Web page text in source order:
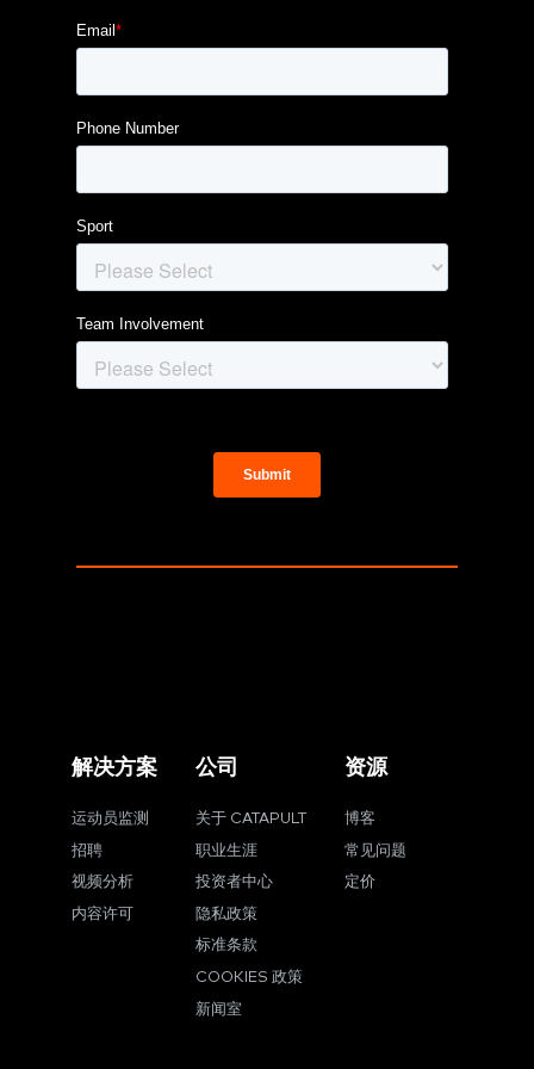
解决方案
运动员监测
招聘
视频分析
内容许可
公司
关于 CATAPULT
职业生涯
投资者中心
隐私政策
标准条款
COOKIES 政策
新闻室
资源
博客
常见问题
定价